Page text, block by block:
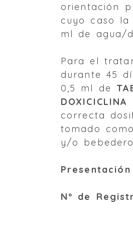
orientación
cuyo caso
ml de agua/
Para el
durante 45
0,5 ml de
DOXICICLINA
correcta
tomado
y/o
Nº de